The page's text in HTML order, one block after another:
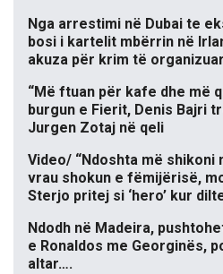
Nga arrestimi në Dubai te
bosi i kartelit mbërrin në
akuza për krim të organizuar
“Më ftuan për kafe dhe më
burgun e Fierit, Denis Bajri
Jurgen Zotaj në qeli
Video/ “Ndoshta më shikoni
vrau shokun e fëmijërisë,
Sterjo pritej si ‘hero’ kur
Ndodh në Madeira,
e Ronaldos me Georginës,
altar….